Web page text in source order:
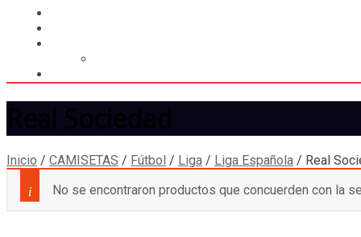
Inicio / CAMISETAS / Fútbol / Liga / Liga Española / Real
No se encontraron productos que concuerden con la